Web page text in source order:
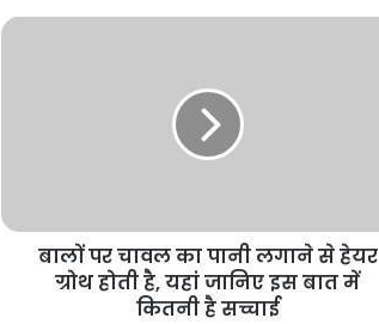
बालों पर चावल का पानी लगाने से हेयर
ग्रोथ होती है, यहां जानिए इस बात में
कितनी है सच्चाई